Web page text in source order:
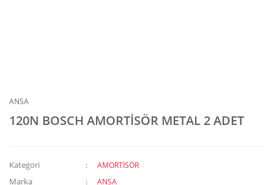
ANSA
120N BOSCH AMORTİSÖR METAL 2 ADET
Kategori AMORTİSÖR
Marka ANSA